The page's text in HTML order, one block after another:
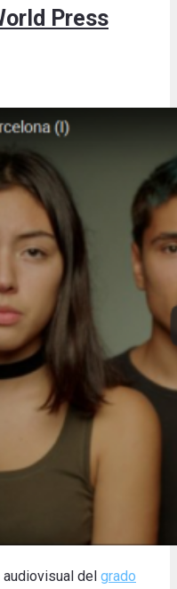
Press
del grado